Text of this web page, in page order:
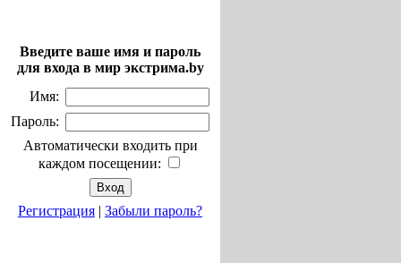
Введите ваше имя и пароль
для входа в мир экстрима.by
Имя:
Пароль:
Автоматически входить при
каждом посещении:
Регистрация | Забыли пароль?